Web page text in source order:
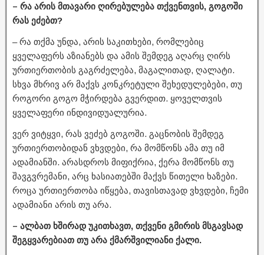
– რა არის მთავარი ღირებულება თქვენთვის, გოგოში
რას ეძებთ?
– რა თქმა უნდა, არის საკითხები, რომლებიც
ყველაფერს აზიანებს და ამის შემდეგ აღარც ღირს
ურთიერთობის გაგრძელება, მაგალითად, ღალატი.
სხვა მხრივ არ მაქვს კონკრეტული შეხედულებები, თუ
როგორი გოგო მჭირდება გვერდით. ყოველთვის
ყველაფერი ინდივიდუალურია.
ვერ ვიტყვი, რას ვეძებ გოგოში. გაცნობის შემდეგ
ურთიერთობიდან ვხვდები, რა მომწონს ამა თუ იმ
ადამიანში. არასდროს მიფიქრია, ქერა მომწონს თუ
შავგვრემანი, არც ხასიათებში მაქვს წითელი ხაზები.
როცა ურთიერთობა იწყება, თავისთავად ვხვდები, ჩემი
ადამიანი არის თუ არა.
– ალბათ ხშირად უკითხავთ, თქვენი გმირის მსგავსად
შეგყვარებიათ თუ არა ქმარშვილიანი ქალი.